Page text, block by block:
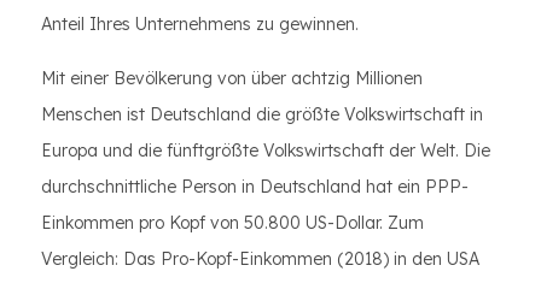
Anteil Ihres Unternehmens zu gewinnen.
Mit einer Bevölkerung von über achtzig Millionen
Menschen ist Deutschland die größte Volkswirtschaft in
Europa und die fünftgrößte Volkswirtschaft der Welt. Die
durchschnittliche Person in Deutschland hat ein PPP-
Einkommen pro Kopf von 50.800 US-Dollar. Zum
Vergleich: Das Pro-Kopf-Einkommen (2018) in den USA